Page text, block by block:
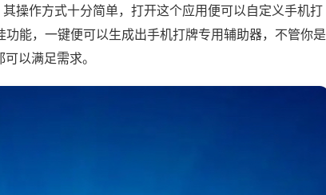
操作方式十分简单，打开这个应用便可以自定义手机打
能，一键便可以生成出手机打牌专用辅助器，不管你是
以满足需求。